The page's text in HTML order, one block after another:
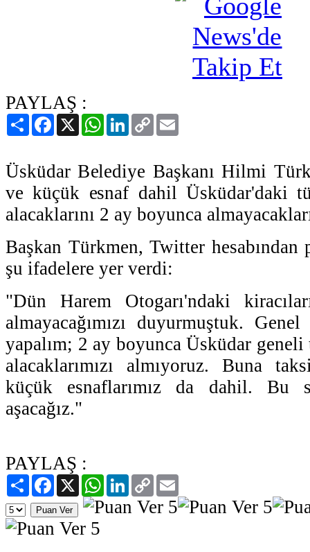
PAYLAŞ :
PaylaşFacebook
X WhatsAppLinkedIn
Copy
Link
Üsküdar Belediye Başkanı Hilmi
ve küçük esnaf dahil Üsküdar'daki
alacaklarını 2 ay boyunca
Başkan Türkmen, Twitter hesabından
şu ifadelere yer verdi:
"Dün Harem Otogarı'ndaki
almayacağımızı duyurmuştuk.
yapalım; 2 ay boyunca Üsküdar
alacaklarımızı almıyoruz. Buna
küçük esnaflarımız da dahil.
aşacağız."
PAYLAŞ :
PaylaşFacebook
X WhatsAppLinkedIn
Copy
Link